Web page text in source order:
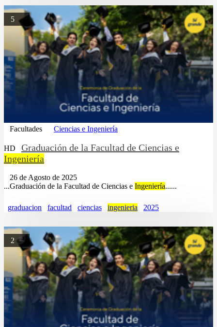
5
Facultades Ciencias e Ingeniería
HD
Graduación de la Facultad de Ciencias e
Ingeniería
26 de Agosto de 2025
...Graduación de la Facultad de Ciencias e Ingeniería......
graduacion facultad ciencias ingenieria 2025
2